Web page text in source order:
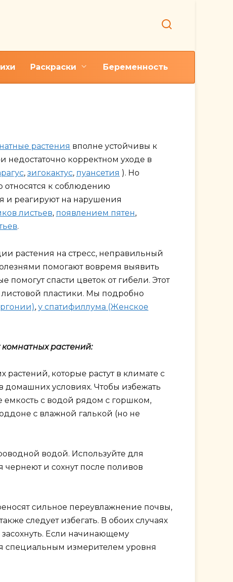
Раскраски Беременность
растения вполне устойчивы к
корректном уходе в
, зигокактус, пуансетия ). Но
относятся к соблюдению
и реагируют на нарушения
листьев, появлением пятен,
.
растения на стресс, неправильный
помогают вовремя выявить
спасти цветок от гибели. Этот
пластики. Мы подробно
, у спатифиллума (Женское
растений:
растений, которые растут в климате с
условиях. Чтобы избежать
емкость с водой рядом с горшком,
с влажной галькой (но не
водой. Используйте для
чернеют и сохнут после поливов
сильное переувлажнение почвы,
следует избегать. В обоих случаях
засохнуть. Если начинающему
специальным измерителем уровня